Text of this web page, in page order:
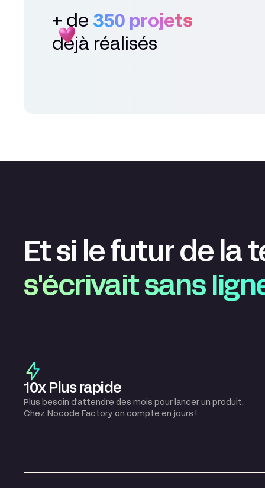
+ de 350 projets
déjà réalisés
Et si le futur de la
s'écrivait sans
10x Plus rapide
Plus besoin d’attendre des mois pour lancer un produit.
Chez Nocode Factory, on compte en jours !